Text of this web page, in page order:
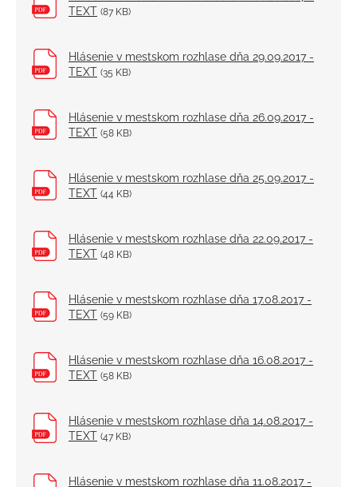
TEXT (87 KB)
Hlásenie v mestskom rozhlase dňa 29.09.2017 -
TEXT (35 KB)
Hlásenie v mestskom rozhlase dňa 26.09.2017 -
TEXT (58 KB)
Hlásenie v mestskom rozhlase dňa 25.09.2017 -
TEXT (44 KB)
Hlásenie v mestskom rozhlase dňa 22.09.2017 -
TEXT (48 KB)
Hlásenie v mestskom rozhlase dňa 17.08.2017 -
TEXT (59 KB)
Hlásenie v mestskom rozhlase dňa 16.08.2017 -
TEXT (58 KB)
Hlásenie v mestskom rozhlase dňa 14.08.2017 -
TEXT (47 KB)
Hlásenie v mestskom rozhlase dňa 11.08.2017 -